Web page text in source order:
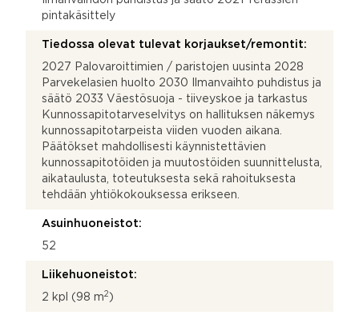
pintakäsittely
Tiedossa olevat tulevat korjaukset/remontit:
2027 Palovaroittimien / paristojen uusinta 2028
Parvekelasien huolto 2030 Ilmanvaihto puhdistus ja
säätö 2033 Väestösuoja - tiiveyskoe ja tarkastus
Kunnossapitotarveselvitys on hallituksen näkemys
kunnossapitotarpeista viiden vuoden aikana.
Päätökset mahdollisesti käynnistettävien
kunnossapitotöiden ja muutostöiden suunnittelusta,
aikataulusta, toteutuksesta sekä rahoituksesta
tehdään yhtiökokouksessa erikseen.
Asuinhuoneistot:
52
Liikehuoneistot:
2 kpl (98 m2 )